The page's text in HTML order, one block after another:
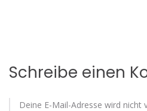
Schreibe einen
Deine E-Mail-Adresse wird nicht